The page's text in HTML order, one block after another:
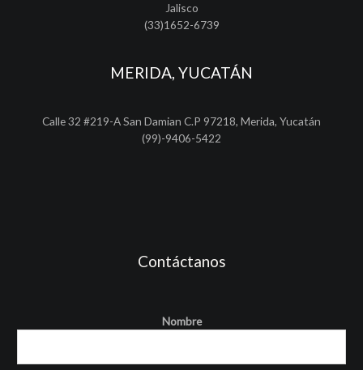
Jalisco
(33)1652-6739
MERIDA, YUCATÁN
Calle 32 #219-A San Damian C.P 97218, Merida, Yucatán
(99)-9406-5422
Contáctanos
Nombre